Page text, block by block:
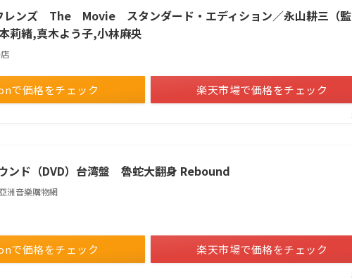
レンズ The Movie スタンダード・エディション／永山耕三（監
莉緒,真木よう子,小林麻央
で価格をチェック 楽天市場で価格をチェック
ンド（DVD）台湾盤 魯蛇大翻身 Rebound
洲音樂購物網
で価格をチェック 楽天市場で価格をチェック